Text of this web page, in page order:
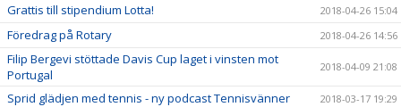
Grattis till stipendium Lotta! 2018-04-26 15:04
Föredrag på Rotary 2018-04-26 14:56
Filip Bergevi stöttade Davis Cup laget i vinsten mot
Portugal
2018-04-09 21:08
Sprid glädjen med tennis - ny podcast Tennisvänner 2018-03-17 19:29